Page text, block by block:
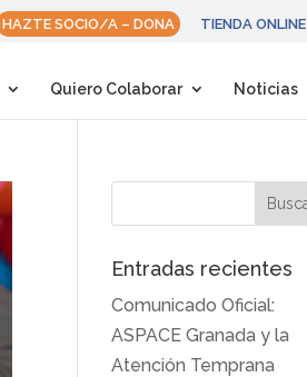
HAZTE SOCIO/A – DONA TIENDA ONLINE
Quiero Colaborar Noticias
Entradas recientes
Comunicado Oficial:
ASPACE Granada y la
Atención Temprana